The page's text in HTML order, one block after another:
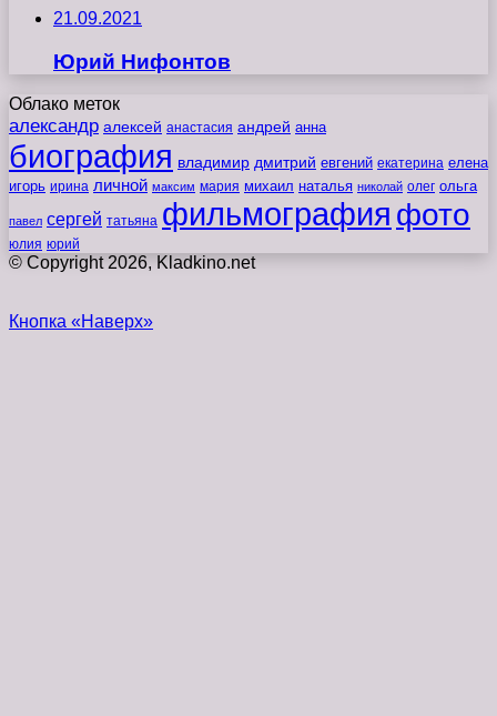
21.09.2021
Юрий Нифонтов
Облако меток
александр алексей анастасия андрей анна
биография владимир дмитрий евгений екатерина елена
игорь ирина личной максим мария михаил наталья николай олег ольга
павел сергей татьяна фильмография фото
юлия юрий
© Copyright 2026, Kladkino.net
Кнопка «Наверх»